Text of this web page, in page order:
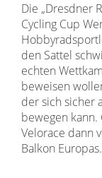
Die „Dresdner
Cycling Cup
den Sattel
echten
beweisen
der sich sicher
bewegen
Velorace dann
Balkon Europas.